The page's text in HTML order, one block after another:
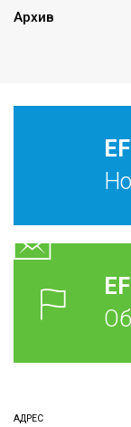
Архив
АДРЕС